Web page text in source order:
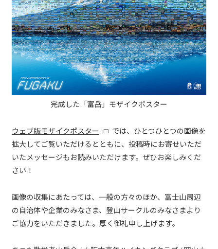
完成した「富岳」モザイクポスター
ウェブ版モザイクポスター
では、ひとつひとつの画像を
拡大してご覧いただけるとともに、投稿時にお寄せいただ
いたメッセージもお読みいただけます。ぜひお楽しみくだ
さい！
画像の収集にあたっては、一般の方々のほか、富士山周辺
の自治体や企業のみなさま、登山サークルのみなさまより
ご協力をいただきました。厚く御礼申し上げます。